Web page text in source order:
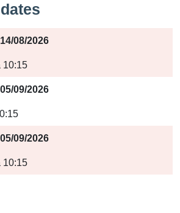
08/2026
10:15
09/2026
09/2026
10:15